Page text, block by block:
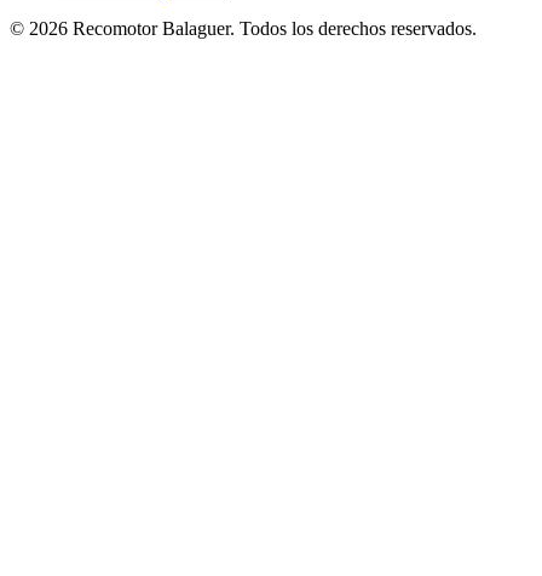
© 2026 RecomotorBalaguer. Todos los derechos reservados.